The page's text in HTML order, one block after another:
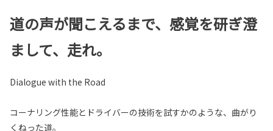
道の声が聞こえるまで、感覚を研ぎ澄
まして、走れ。
Dialogue with the Road
コーナリング性能とドライバーの技術を試すかのような、曲がり
くねった道。